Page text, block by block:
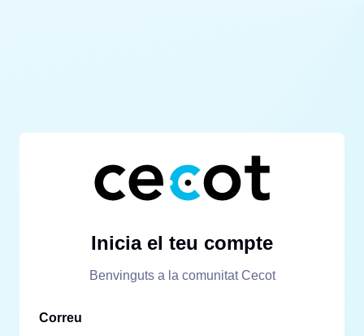
Inicia el teu compte
Benvinguts a la comunitat Cecot
Correu